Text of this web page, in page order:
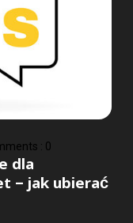
: 0
dla
– jak ubierać